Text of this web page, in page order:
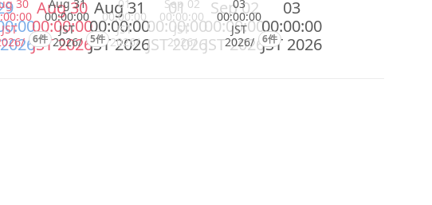
30
JST
Aug 30
00:00:00
JST 2026
6件
Aug 31
00:00:00
JST
2026/
Aug 31
00:00:00
JST 2026
5件
01
00:00:00
JST
2026/
01
00:00:00
JST 2026
Sep 02
00:00:00
JST
2026/
Sep 02
00:00:00
JST 2026
03
00:00:00
JST
2026/
03
00:00:00
JST 2026
6件